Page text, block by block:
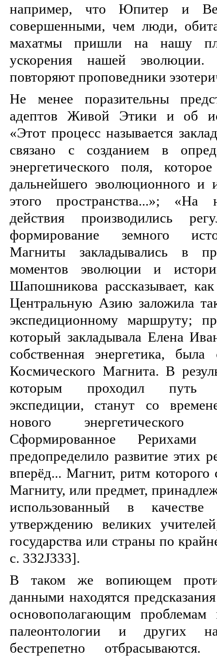
например, что Юпитер и
совершенными, чем люди,
махатмы пришли на нашу
ускорения нашей эволюции.
повторяют проповедники
Не менее поразительны
адептов Живой Этики и об
«Этот процесс называется
связано с созданием в
энергетического поля,
дальнейшего эволюционного и
этого пространства...»; «На
действия производились
формирование земного
Магниты закладывались в
моментов эволюции и
Шапошникова рассказывает,
Центральную Азию заложила
экспедиционному маршруту;
который закладывала Елена
собственная энергетика,
Космического Магнита. В
которым проходил путь
экспедиции, станут со
нового энергетического
Сформированное Рерихами
предопределило развитие этих
вперёд... Магнит, ритм которого
Магниту, или предмет,
использованный в
утверждению великих
государства или страны по
с. 332J333].
В таком же вопиющем
данными находятся
основополагающим проблемам
палеонтологии и других
бестрепетно